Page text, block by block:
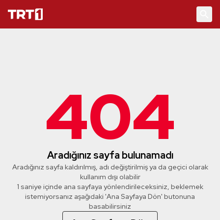
404
Aradığınız sayfa bulunamadı
Aradığınız sayfa kaldırılmış, adı değiştirilmiş ya da geçici olarak
kullanım dışı olabilir
1 saniye içinde ana sayfaya yönlendirileceksiniz, beklemek
istemiyorsanız aşağıdaki 'Ana Sayfaya Dön' butonuna
basabilirsiniz